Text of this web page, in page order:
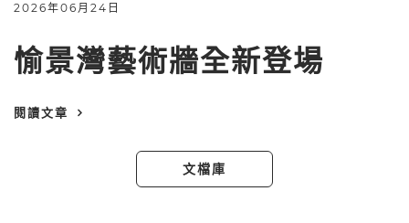
2026年06月24日
愉景灣藝術牆全新登場
閱讀文章
文檔庫